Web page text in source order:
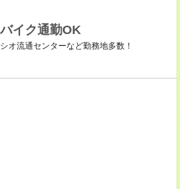
イク通勤OK
オ流通センターなど勤務地多数！